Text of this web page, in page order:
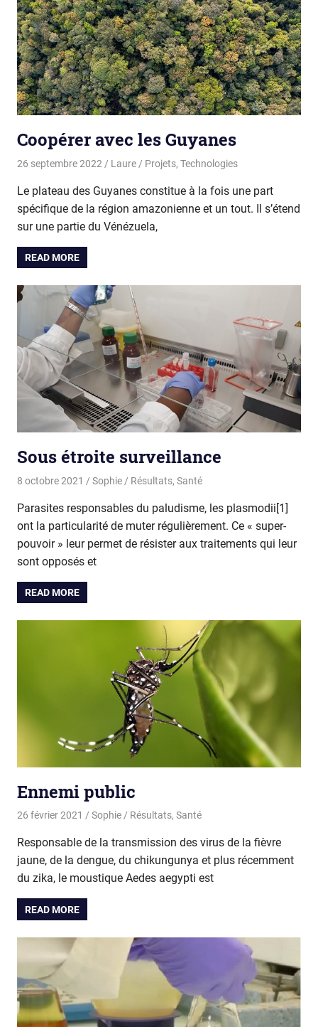
Coopérer avec les Guyanes
26 septembre 2022 Laure Projets, Technologies
Le plateau des Guyanes constitue à la fois une part
spécifique de la région amazonienne et un tout. Il s’étend
sur une partie du Vénézuela,
READ MORE
Sous étroite surveillance
8 octobre 2021 Sophie Résultats, Santé
Parasites responsables du paludisme, les plasmodii[1]
ont la particularité de muter régulièrement. Ce « super-
pouvoir » leur permet de résister aux traitements qui leur
sont opposés et
READ MORE
Ennemi public
26 février 2021 Sophie Résultats, Santé
Responsable de la transmission des virus de la fièvre
jaune, de la dengue, du chikungunya et plus récemment
du zika, le moustique Aedes aegypti est
READ MORE